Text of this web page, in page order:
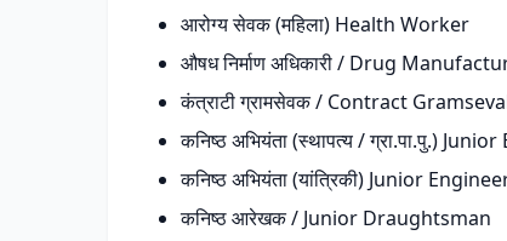
आरोग्य सेवक (महिला) Health Worker
औषध निर्माण अधिकारी / Drug
कंत्राटी ग्रामसेवक / Contract
कनिष्ठ अभियंता (स्थापत्य / ग्रा.पा.पु.)
कनिष्ठ अभियंता (यांत्रिकी) Junior
कनिष्ठ आरेखक / Junior Draughtsman